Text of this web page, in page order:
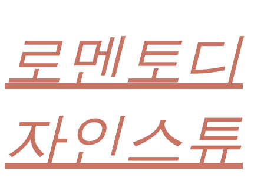
로멘토디
자인스튜